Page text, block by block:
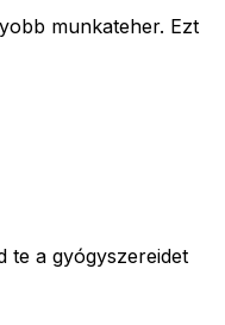
munkateher. Ezt
te a gyógyszereidet